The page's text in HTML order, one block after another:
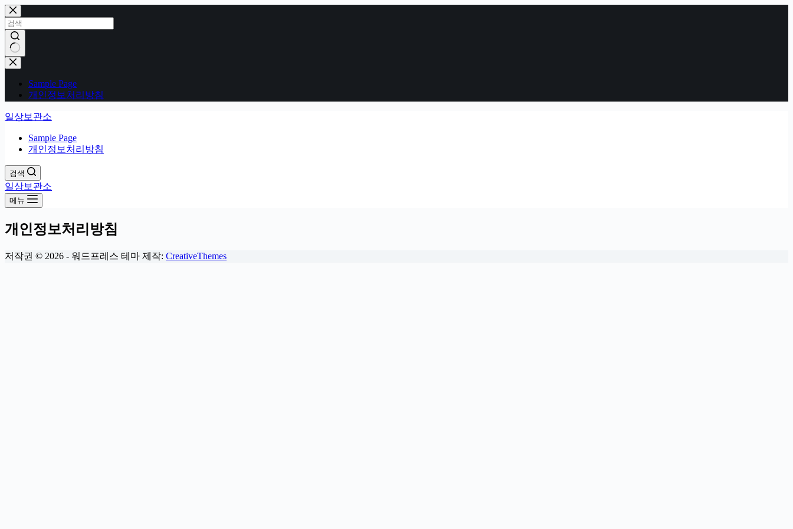
본
문
으
로
건
너
결
Sample Page
개인정보처리방침
일상보관소
Sample Page
개인정보처리방침
검색
일상보관소
메뉴
개인정보처리방침
저작권 © 2026 - 워드프레스 테마 제작: CreativeThemes